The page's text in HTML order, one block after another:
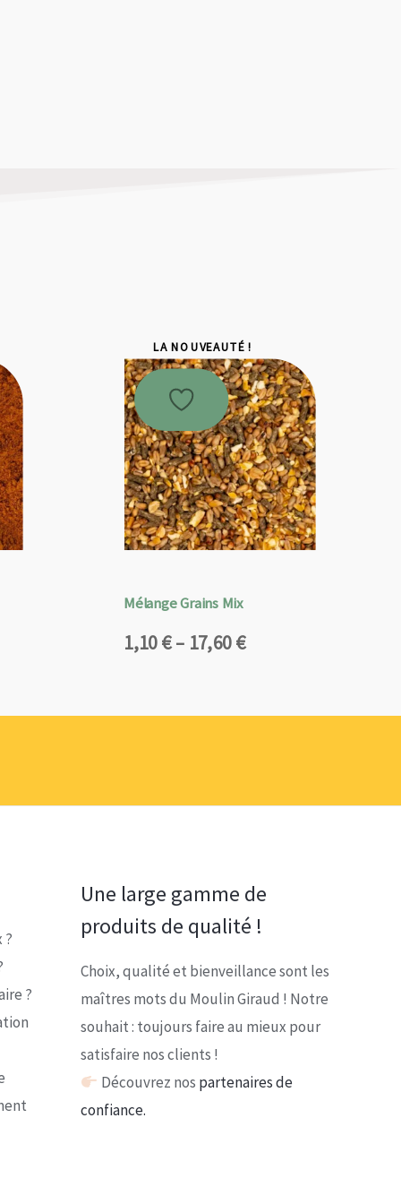
LA NOUVEAUTÉ !
Mélange Grains Mix
1,10€– 17,60€
Plage
1,10 €
?
?
Une large gamme de
produits de qualité !
Choix, qualité et bienveillance sont les
maîtres mots du Moulin Giraud ! Notre
souhait : toujours faire au mieux pour
satisfaire nos clients !
Découvrez nos partenaires de
confiance.